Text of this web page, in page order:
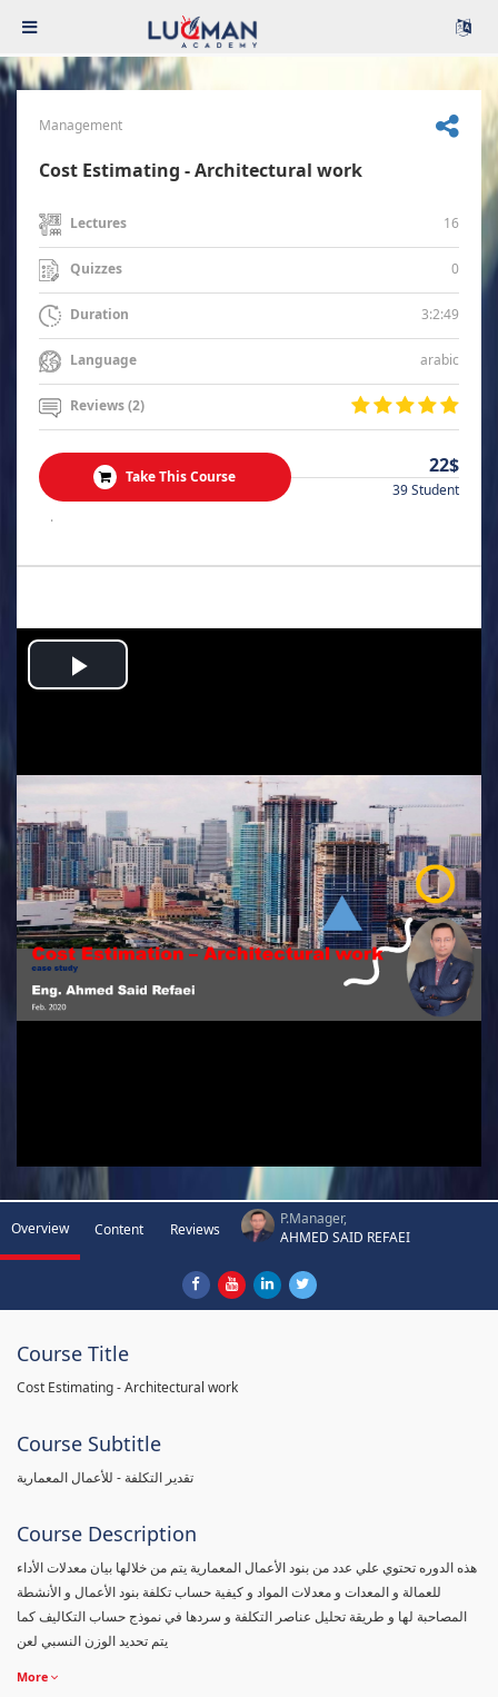
Management
Cost Estimating - Architectural work
Lectures 16
Quizzes 0
Duration 3:2:49
Language arabic
Reviews (2)
Take This Course 22$
39 Student
.
Play
Overview Content Reviews
P.Manager,
AHMED SAID REFAEI
Course Title
Cost Estimating - Architectural work
Course Subtitle
تقدير التكلفة - للأعمال المعمارية
Course Description
هذه الدوره تحتوي علي عدد من بنود الأعمال المعمارية يتم من خلالها بيان معدلات الأداء
للعمالة و المعدات و معدلات المواد و كيفية حساب تكلفة بنود الأعمال و الأنشطة
المصاحبة لها و طريقة تحليل عناصر التكلفة و سردها في نموذج حساب التكاليف كما
يتم تحديد الوزن النسبي لعن
More